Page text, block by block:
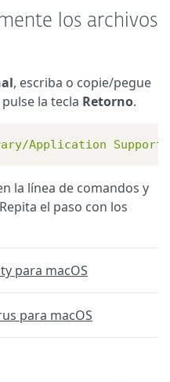
los archivos
, escriba o copie/pegue
la tecla Retorno.
Application Support/
la línea de comandos y
el paso con los
para macOS
para macOS